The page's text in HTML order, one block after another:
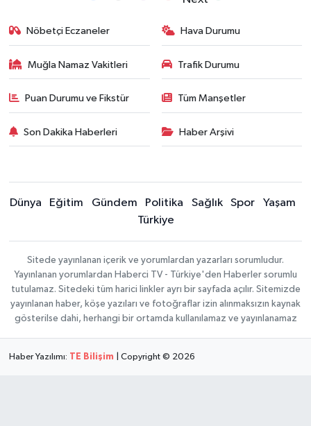
Nöbetçi Eczaneler Hava Durumu
Muğla Namaz Vakitleri Trafik Durumu
Puan Durumu ve Fikstür Tüm Manşetler
Son Dakika Haberleri Haber Arşivi
Dünya Eğitim Gündem Politika Sağlık Spor
Yaşam
Türkiye
Sitede yayınlanan içerik ve yorumlardan yazarları sorumludur.
Yayınlanan yorumlardan Haberci TV - Türkiye'den Haberler sorumlu
tutulamaz. Sitedeki tüm harici linkler ayrı bir sayfada açılır. Sitemizde
yayınlanan haber, köşe yazıları ve fotoğraflar izin alınmaksızın kaynak
gösterilse dahi, herhangi bir ortamda kullanılamaz ve yayınlanamaz
Haber Yazılımı: TE Bilişim | Copyright © 2026